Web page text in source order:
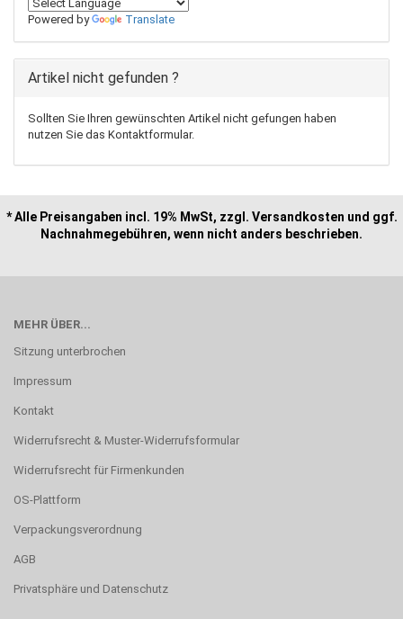
Powered by Translate
Artikel nicht gefunden ?
Sollten Sie Ihren gewünschten Artikel nicht gefungen haben
nutzen Sie das Kontaktformular.
* Alle Preisangaben incl. 19% MwSt, zzgl. Versandkosten und ggf.
Nachnahmegebühren, wenn nicht anders beschrieben.
MEHR ÜBER...
Sitzung unterbrochen
Impressum
Kontakt
Widerrufsrecht & Muster-Widerrufsformular
Widerrufsrecht für Firmenkunden
OS-Plattform
Verpackungsverordnung
AGB
Privatsphäre und Datenschutz